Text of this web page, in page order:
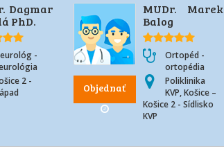
Dagmar
PhD.
-
2 -
Objednať
MUDr. Marek
Balog
Ortopéd -
ortopédia
Poliklinika
KVP, Košice –
Košice 2 - Sídlisko
KVP